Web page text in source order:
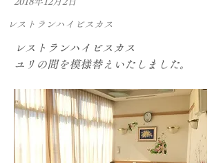
レストランハイビスカス
レストランハイビスカス
ユリの間を模様替えいたしました。